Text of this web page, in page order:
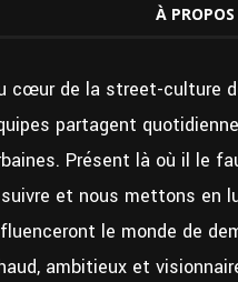
À
cœur de la street-culture
partagent
Présent là où il le
et nous mettons en
le monde de
ambitieux et